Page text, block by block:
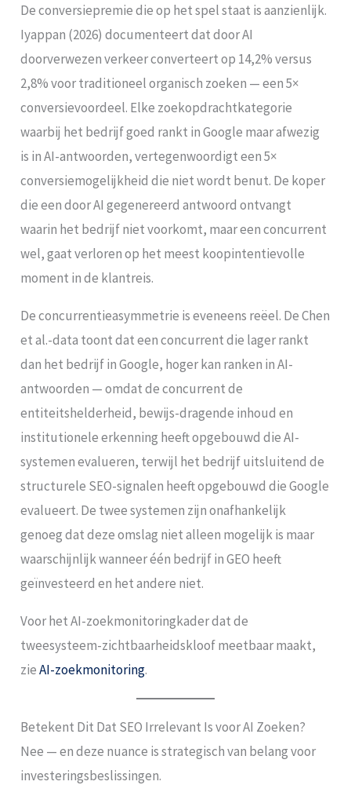
De conversiepremie die op het spel staat is aanzienlijk.
Iyappan (2026) documenteert dat door AI
doorverwezen verkeer converteert op 14,2% versus
2,8% voor traditioneel organisch zoeken — een 5×
conversievoordeel. Elke zoekopdrachtkategorie
waarbij het bedrijf goed rankt in Google maar afwezig
is in AI-antwoorden, vertegenwoordigt een 5×
conversiemogelijkheid die niet wordt benut. De koper
die een door AI gegenereerd antwoord ontvangt
waarin het bedrijf niet voorkomt, maar een concurrent
wel, gaat verloren op het meest koopintentievolle
moment in de klantreis.
De concurrentieasymmetrie is eveneens reëel. De Chen
et al.-data toont dat een concurrent die lager rankt
dan het bedrijf in Google, hoger kan ranken in AI-
antwoorden — omdat de concurrent de
entiteitshelderheid, bewijs-dragende inhoud en
institutionele erkenning heeft opgebouwd die AI-
systemen evalueren, terwijl het bedrijf uitsluitend de
structurele SEO-signalen heeft opgebouwd die Google
evalueert. De twee systemen zijn onafhankelijk
genoeg dat deze omslag niet alleen mogelijk is maar
waarschijnlijk wanneer één bedrijf in GEO heeft
geïnvesteerd en het andere niet.
Voor het AI-zoekmonitoringkader dat de
tweesysteem-zichtbaarheidskloof meetbaar maakt,
zieAI-zoekmonitoring.
Betekent Dit Dat SEO Irrelevant Is voor AI Zoeken?
Nee — en deze nuance is strategisch van belang voor
investeringsbeslissingen.